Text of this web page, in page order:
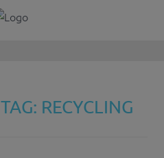
TAG: RECYCLING